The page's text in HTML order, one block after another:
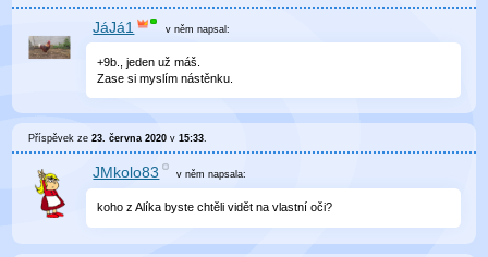
JáJá1 v něm napsal:
+9b., jeden už máš.
Zase si myslím nástěnku.
Příspěvek ze23. června 2020 v15:33
JMkolo83 v němnapsala:
koho z Alíka byste chtěli vidět na vlastní oči?